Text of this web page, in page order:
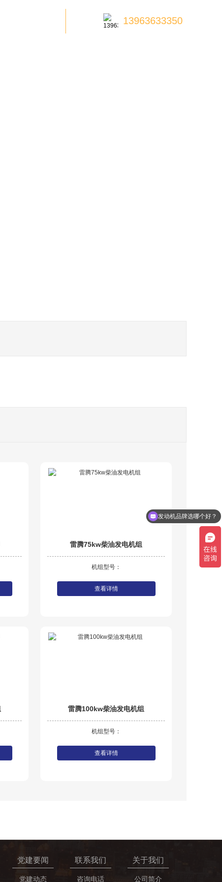
13963633350
雷腾75kw柴油发电机组
机组型号：
查看详情
雷腾100kw柴油发电机组
机组型号：
查看详情
党建要闻
党建动态
联系我们
咨询电话
关于我们
公司简介
发动机品牌选哪个好？